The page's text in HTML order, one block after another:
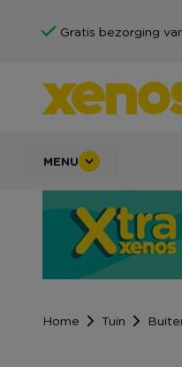
Gratis bezorging
MENU
Home Tuin